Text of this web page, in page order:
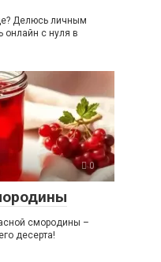
Делюсь личным
онлайн с нуля в
0
смородины –
десерта!